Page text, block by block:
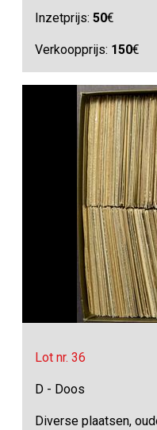
Inzetprijs:50€
Verkoopprijs: 150€
Lot nr. 36
D - Doos
Diverse plaatsen,